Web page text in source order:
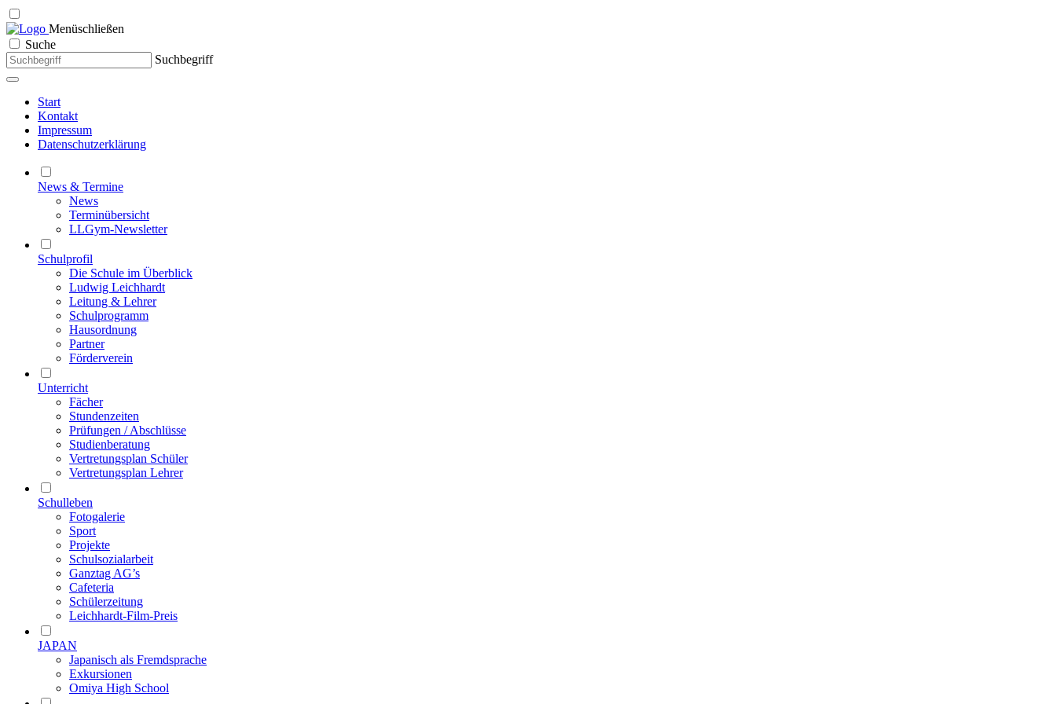
Menüschließen
Suche
Suchbegriff
Start
Kontakt
Impressum
Datenschutzerklärung
News & Termine
News
Terminübersicht
LLGym-Newsletter
Schulprofil
Die Schule im Überblick
Ludwig Leichhardt
Leitung & Lehrer
Schulprogramm
Hausordnung
Partner
Förderverein
Unterricht
Fächer
Stundenzeiten
Prüfungen / Abschlüsse
Studienberatung
Vertretungsplan Schüler
Vertretungsplan Lehrer
Schulleben
Fotogalerie
Sport
Projekte
Schulsozialarbeit
Ganztag AG’s
Cafeteria
Schülerzeitung
Leichhardt-Film-Preis
JAPAN
Japanisch als Fremdsprache
Exkursionen
Omiya High School